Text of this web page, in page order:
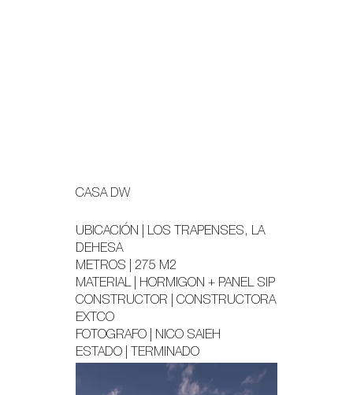
UBICACIÓN | LOS TRAPENSES, LA
DEHESA
METROS | 275 M2
MATERIAL | HORMIGON + PANEL SIP
CONSTRUCTOR | CONSTRUCTORA
EXTCO
FOTOGRAFO | NICO SAIEH
ESTADO | TERMINADO
CASA DW